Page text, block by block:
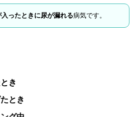
ったときに尿が漏れる病気です。
き
とき